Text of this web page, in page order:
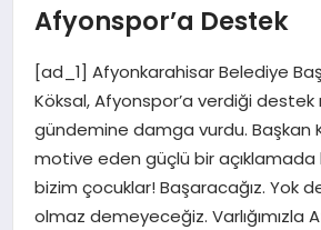
EKONOMI
MAGAZIN
Afyonspor’a Destek
[ad_1] Afyonkarahisar Belediye
Köksal, Afyonspor’a verdiği destek
gündemine damga vurdu. Başkan
motive eden güçlü bir açıklamada
bizim çocuklar! Başaracağız. Yok
olmaz demeyeceğiz. Varlığımızla